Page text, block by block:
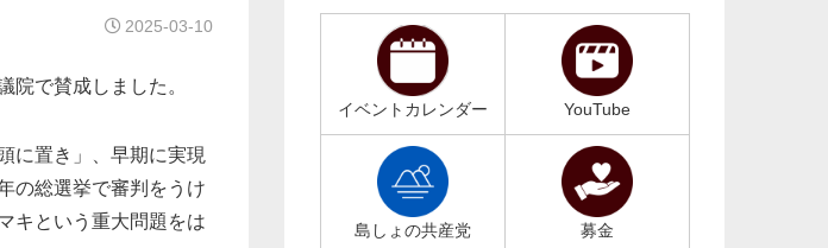
2025-03-10
で賛成しました。
に置き」、早期に実現
の総選挙で審判をうけ
キという重大問題をは
イベントカレンダー YouTube
島しょの共産党 募金